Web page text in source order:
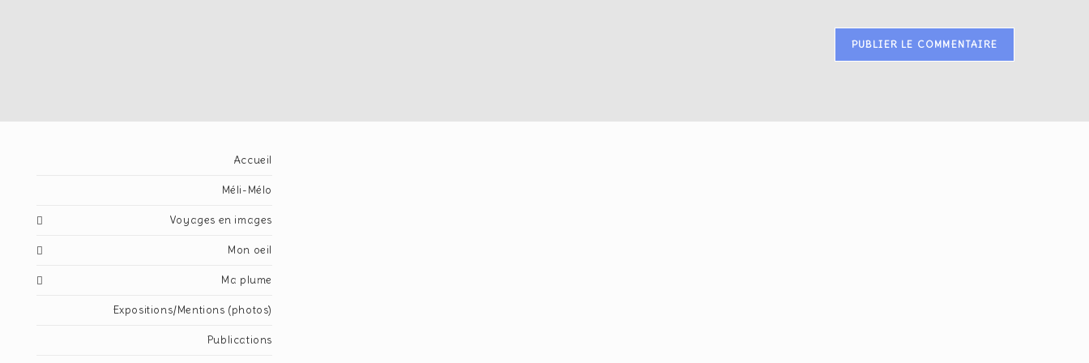
Accueil
Méli-Mélo
Voyages en images
Mon oeil
Ma plume
Expositions/Mentions (photos)
Publications